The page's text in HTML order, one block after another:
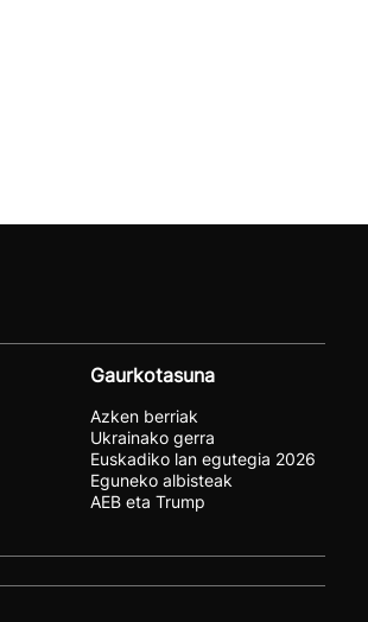
Gaurkotasuna
Azken berriak
Ukrainako gerra
Euskadiko lan egutegia 2026
Eguneko albisteak
AEB eta Trump